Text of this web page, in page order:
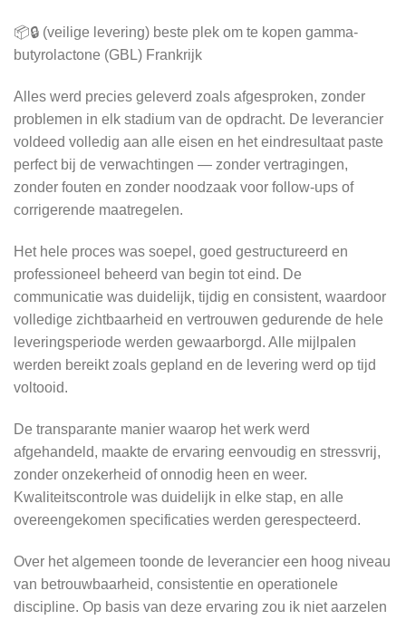
📦🔒 (veilige levering) beste plek om te kopen gamma-
butyrolactone (GBL) Frankrijk
Alles werd precies geleverd zoals afgesproken, zonder
problemen in elk stadium van de opdracht. De leverancier
voldeed volledig aan alle eisen en het eindresultaat paste
perfect bij de verwachtingen — zonder vertragingen,
zonder fouten en zonder noodzaak voor follow-ups of
corrigerende maatregelen.
Het hele proces was soepel, goed gestructureerd en
professioneel beheerd van begin tot eind. De
communicatie was duidelijk, tijdig en consistent, waardoor
volledige zichtbaarheid en vertrouwen gedurende de hele
leveringsperiode werden gewaarborgd. Alle mijlpalen
werden bereikt zoals gepland en de levering werd op tijd
voltooid.
De transparante manier waarop het werk werd
afgehandeld, maakte de ervaring eenvoudig en stressvrij,
zonder onzekerheid of onnodig heen en weer.
Kwaliteitscontrole was duidelijk in elke stap, en alle
overeengekomen specificaties werden gerespecteerd.
Over het algemeen toonde de leverancier een hoog niveau
van betrouwbaarheid, consistentie en operationele
discipline. Op basis van deze ervaring zou ik niet aarzelen